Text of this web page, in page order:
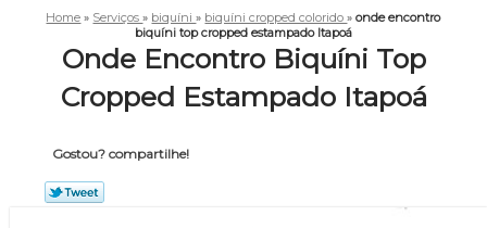
Home » Serviços» biquíni» biquíni cropped colorido»onde encontro
biquíni top cropped estampado Itapoá
Onde Encontro Biquíni Top
Cropped Estampado Itapoá
Gostou? compartilhe!